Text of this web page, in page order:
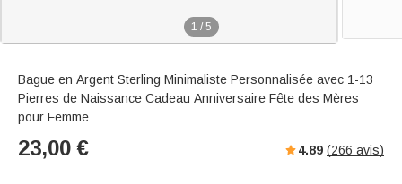
1 / 5
Bague en Argent Sterling Minimaliste Personnalisée avec 1-13
Pierres de Naissance Cadeau Anniversaire Fête des Mères
pour Femme
23,00 € 4.89 (266 avis)